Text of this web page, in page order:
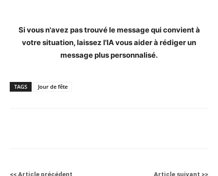
Si vous n'avez pas trouvé le message qui convient à
votre situation, laissez l'IA vous aider à rédiger un
message plus personnalisé.
TAGS Jour de fête
<< Article précédent Article suivant >>